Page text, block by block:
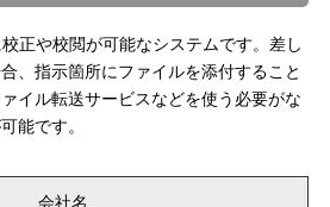
正や校閲が可能なシステムです。差し
、指示箇所にファイルを添付すること
イル転送サービスなどを使う必要がな
能です。
会社名